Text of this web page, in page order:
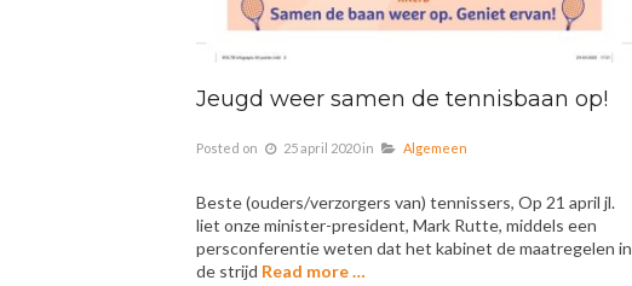
Jeugd weer samen de tennisbaan op!
Posted on 25 april 2020 in Algemeen
Beste (ouders/verzorgers van) tennissers, Op 21 april jl.
liet onze minister-president, Mark Rutte, middels een
persconferentie weten dat het kabinet de maatregelen in
de strijd Read more …